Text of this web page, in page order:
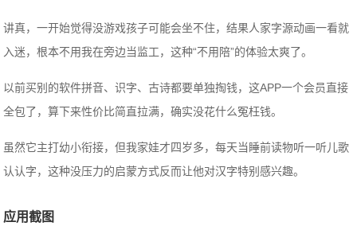
讲真，一开始觉得没游戏孩子可能会坐不住，结果人家字源动画一看就
入迷，根本不用我在旁边当监工，这种“不用陪”的体验太爽了。
以前买别的软件拼音、识字、古诗都要单独掏钱，这APP一个会员直接
全包了，算下来性价比简直拉满，确实没花什么冤枉钱。
虽然它主打幼小衔接，但我家娃才四岁多，每天当睡前读物听一听儿歌
认认字，这种没压力的启蒙方式反而让他对汉字特别感兴趣。
应用截图